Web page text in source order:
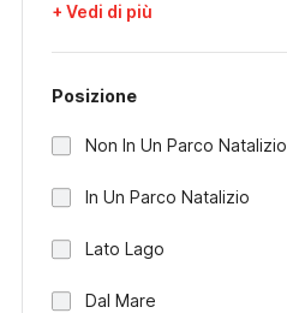
+ Vedi di più
Posizione
Non In Un Parco Natalizio
In Un Parco Natalizio
Lato Lago
Dal Mare